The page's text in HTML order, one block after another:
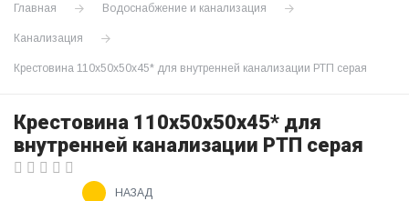
Главная Водоснабжение и канализация
Канализация
Крестовина 110х50х50х45* для внутренней канализации РТП серая
Крестовина 110х50х50х45* для
внутренней канализации РТП серая
НАЗАД